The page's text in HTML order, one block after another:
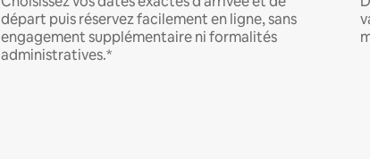
départ puis réservez facilement en ligne, sans
engagement supplémentaire ni formalités
administratives.*